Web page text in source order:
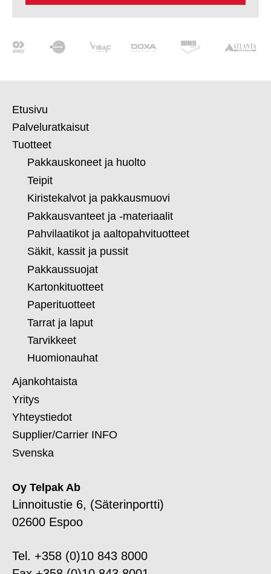
Etusivu
Palveluratkaisut
Tuotteet
Pakkauskoneet ja huolto
Teipit
Kiristekalvot ja pakkausmuovi
Pakkausvanteet ja -materiaalit
Pahvilaatikot ja aaltopahvituotteet
Säkit, kassit ja pussit
Pakkaussuojat
Kartonkituotteet
Paperituotteet
Tarrat ja laput
Tarvikkeet
Huomionauhat
Ajankohtaista
Yritys
Yhteystiedot
Supplier/Carrier INFO
Svenska
Oy Telpak Ab
Linnoitustie 6, (Säterinportti)
02600 Espoo
Tel. +358 (0)10 843 8000